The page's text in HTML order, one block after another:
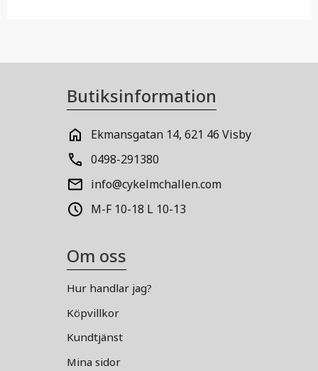
Butiksinformation
Ekmansgatan 14, 621 46 Visby
0498-291380
info@cykelmchallen.com
M-F 10-18 L 10-13
Om oss
Hur handlar jag?
Köpvillkor
Kundtjänst
Mina sidor